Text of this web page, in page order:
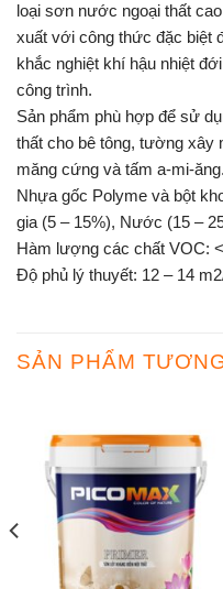
loại sơn nước ngoại thất
xuất với công thức đặc biệt
khắc nghiệt khí hậu nhiệt
công trình.
Sản phẩm phù hợp để sử
thất cho bê tông, tường xây
măng cứng và tấm a-mi-ăng.
Nhựa gốc Polyme và bột
gia (5 – 15%), Nước (15 –
Hàm lượng các chất VOC:
Độ phủ lý thuyết: 12 – 14
SẢN PHẨM